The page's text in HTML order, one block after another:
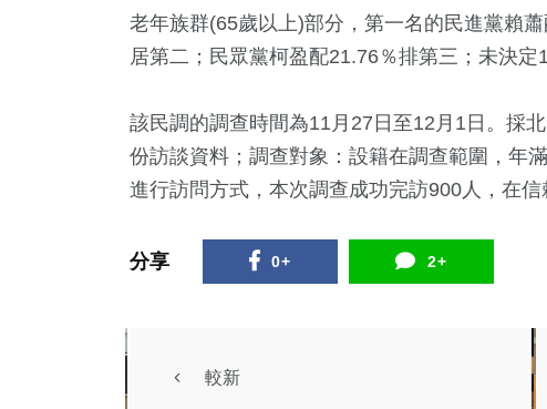
老年族群(65歲以上)部分，第一名的民進黨賴
居第二；民眾黨柯盈配21.76％排第三；未決定
該民調的調查時間為11月27日至12月1日。採
份訪談資料；調查對象：設籍在調查範圍，年
進行訪問方式，本次調查成功完訪900人，在
分享 0+ 2+
較新